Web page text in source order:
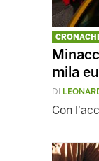
mila
DI
Con